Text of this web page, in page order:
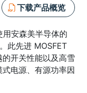
下载产品概览
安森美半导体的
此先进 MOSFET
开关性能以及高雪
电源、有源功率因